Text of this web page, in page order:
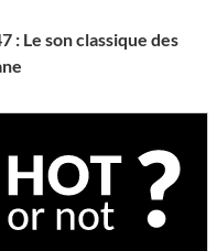
: Le son classique des